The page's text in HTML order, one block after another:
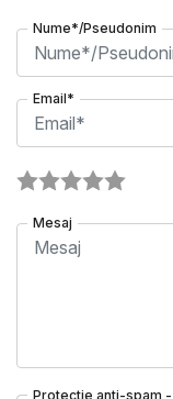
Nume*/Pseudonim
Email*
Mesaj
Protectie anti-spam